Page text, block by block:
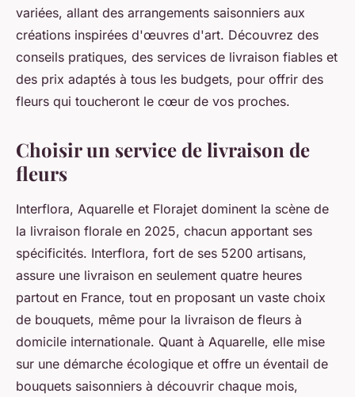
variées, allant des arrangements saisonniers aux
créations inspirées d'œuvres d'art. Découvrez des
conseils pratiques, des services de livraison fiables et
des prix adaptés à tous les budgets, pour offrir des
fleurs qui toucheront le cœur de vos proches.
Choisir un service de livraison de
fleurs
Interflora, Aquarelle et Florajet dominent la scène de
la livraison florale en 2025, chacun apportant ses
spécificités. Interflora, fort de ses 5200 artisans,
assure une livraison en seulement quatre heures
partout en France, tout en proposant un vaste choix
de bouquets, même pour la livraison de fleurs à
domicile internationale. Quant à Aquarelle, elle mise
sur une démarche écologique et offre un éventail de
bouquets saisonniers à découvrir chaque mois,